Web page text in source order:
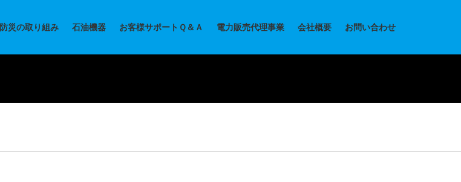
防災の取り組み 石油機器 お客様サポートＱ＆Ａ 電力販売代理事業 会社概要 お問い合わせ